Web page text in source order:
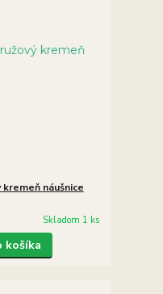
náušnice
Skladom 1 ks
košíka